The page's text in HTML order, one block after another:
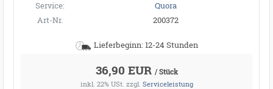
Service:
Quora
Art-Nr.
200372
Lieferbeginn: 12-24 Stunden
36,90 EUR / Stück
inkl. 22% USt. zzgl. Serviceleistung